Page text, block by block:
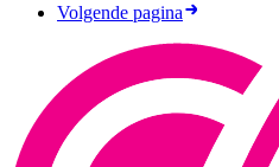
Volgende pagina